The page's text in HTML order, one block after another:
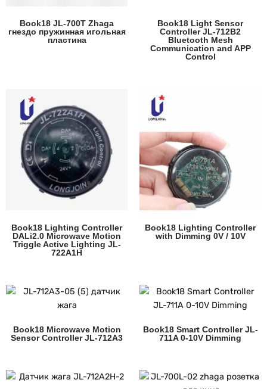
Book18 JL-700T Zhaga
гнездо пружинная игольная
пластина
Book18 Light Sensor
Controller JL-712B2
Bluetooth Mesh
Communication and APP
Control
Book18 Lighting Controller
DALi2.0 Microwave Motion
Triggle Active Lighting JL-
722A1H
Book18 Lighting Controller
with Dimming 0V / 10V
Book18 Microwave Motion
Sensor Controller JL-712A3
Book18 Smart Controller JL-
711A 0-10V Dimming